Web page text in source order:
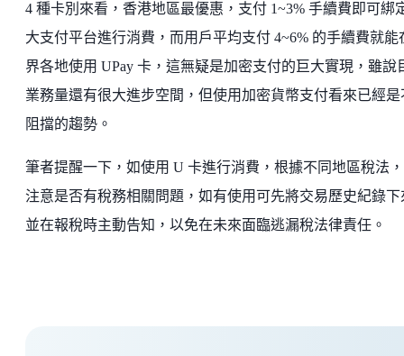
4 種卡別來看，香港地區最優惠，支付 1~3% 手續費即可綁
大支付平台進行消費，而用戶平均支付 4~6% 的手續費就能
界各地使用 UPay 卡，這無疑是加密支付的巨大實現，雖說
業務量還有很大進步空間，但使用加密貨幣支付看來已經是
阻擋的趨勢。
筆者提醒一下，如使用 U 卡進行消費，根據不同地區稅法
注意是否有稅務相關問題，如有使用可先將交易歷史紀錄下
並在報稅時主動告知，以免在未來面臨逃漏稅法律責任。